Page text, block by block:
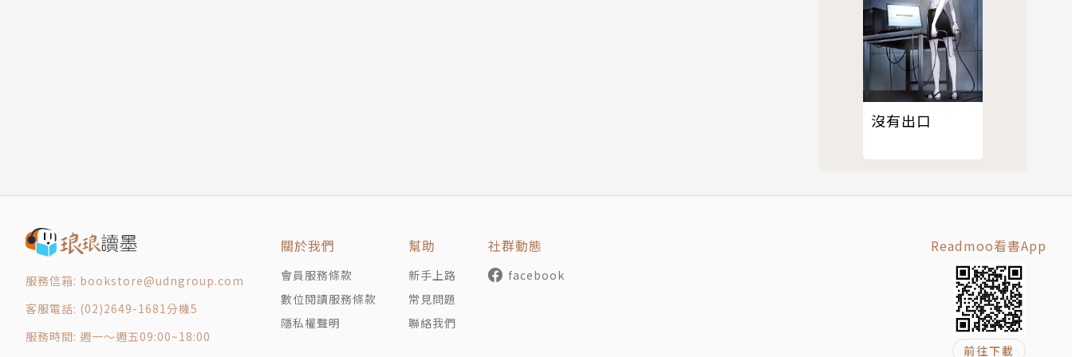
沒有出口
服務信箱: bookstore@udngroup.com
客服電話: (02)2649-1681分機5
服務時間: 週一～週五09:00~18:00
關於我們
會員服務條款
數位閱讀服務條款
隱私權聲明
幫助
新手上路
常見問題
聯絡我們
社群動態
facebook
Readmoo看書App
前往下載